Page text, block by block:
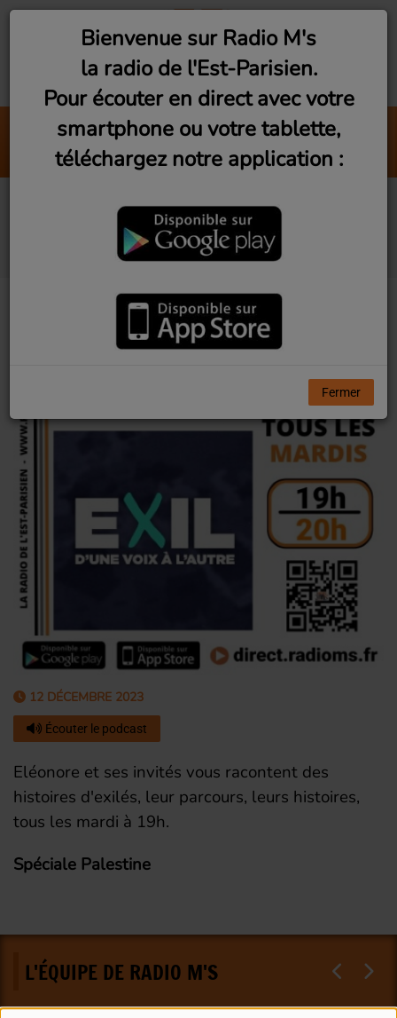
Romainville : Dorine
RomainVie
Exil, d'une voix à l'autre
#3 - Spéciale Palestine
12 DÉCEMBRE 2023
Écouter le podcast
Eléonore et ses invités vous racontent des
histoires d'exilés, leur parcours, leurs histoires,
tous les mardi à 19h.
Spéciale Palestine
L'ÉQUIPE DE RADIO M'S
Bienvenue sur Radio M's
la radio de l'Est-Parisien.
Pour écouter en direct avec votre
smartphone ou votre tablette,
téléchargez notre application :
Fermer